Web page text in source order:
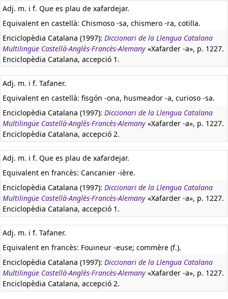
Adj. m. i f. Que es plau de xafardejar.
Equivalent en castellà: Chismoso -sa, chismero -ra, cotilla.
Enciclopèdia Catalana (1997): Diccionari de la Llengua Catalana
Multilingüe Castellà-Anglès-Francès-Alemany «Xafarder -a», p. 1227.
Enciclopèdia Catalana, accepció 1.
Adj. m. i f. Tafaner.
Equivalent en castellà: fisgón -ona, husmeador -a, curioso -sa.
Enciclopèdia Catalana (1997): Diccionari de la Llengua Catalana
Multilingüe Castellà-Anglès-Francès-Alemany «Xafarder -a», p. 1227.
Enciclopèdia Catalana, accepció 2.
Adj. m. i f. Que es plau de xafardejar.
Equivalent en francès: Cancanier -ière.
Enciclopèdia Catalana (1997): Diccionari de la Llengua Catalana
Multilingüe Castellà-Anglès-Francès-Alemany «Xafarder -a», p. 1227.
Enciclopèdia Catalana, accepció 1.
Adj. m. i f. Tafaner.
Equivalent en francès: Fouineur -euse; commère (f.).
Enciclopèdia Catalana (1997): Diccionari de la Llengua Catalana
Multilingüe Castellà-Anglès-Francès-Alemany «Xafarder -a», p. 1227.
Enciclopèdia Catalana, accepció 2.